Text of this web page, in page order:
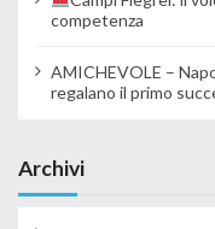
competenza
AMICHEVOLE –
regalano il primo
Archivi